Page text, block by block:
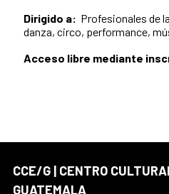
Dirigido a: Profesionales de
danza, circo, performance,
Acceso libre mediante
CCE/G | CENTRO
GUATEMALA